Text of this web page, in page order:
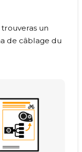
un
de câblage du